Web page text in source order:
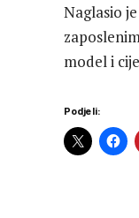
Naglasio
model i
Podjeli: